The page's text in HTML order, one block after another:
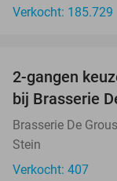
Verkocht: 185.729
2-gangen
bij Brasserie
Brasserie De Grous
Stein
Verkocht: 407